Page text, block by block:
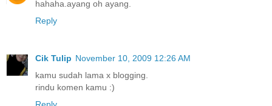
hahaha.ayang oh ayang.
Reply
Cik Tulip November 10, 2009 12:26 AM
kamu sudah lama x blogging.
rindu komen kamu :)